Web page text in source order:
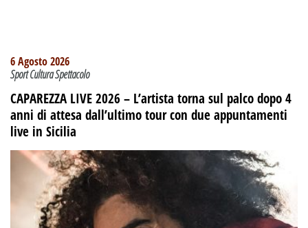
6 Agosto 2026
Sport Cultura Spettacolo
CAPAREZZA LIVE 2026 – L’artista torna sul palco dopo 4
anni di attesa dall’ultimo tour con due appuntamenti
live in Sicilia